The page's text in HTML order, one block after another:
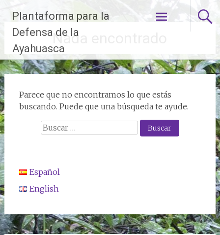
contenido
Plantaforma para la
Defensa de la
Ayahuasca
Nada encontrado
Parece que no encontramos lo que estás
buscando. Puede que una búsqueda te ayude.
Buscar:
Español
English